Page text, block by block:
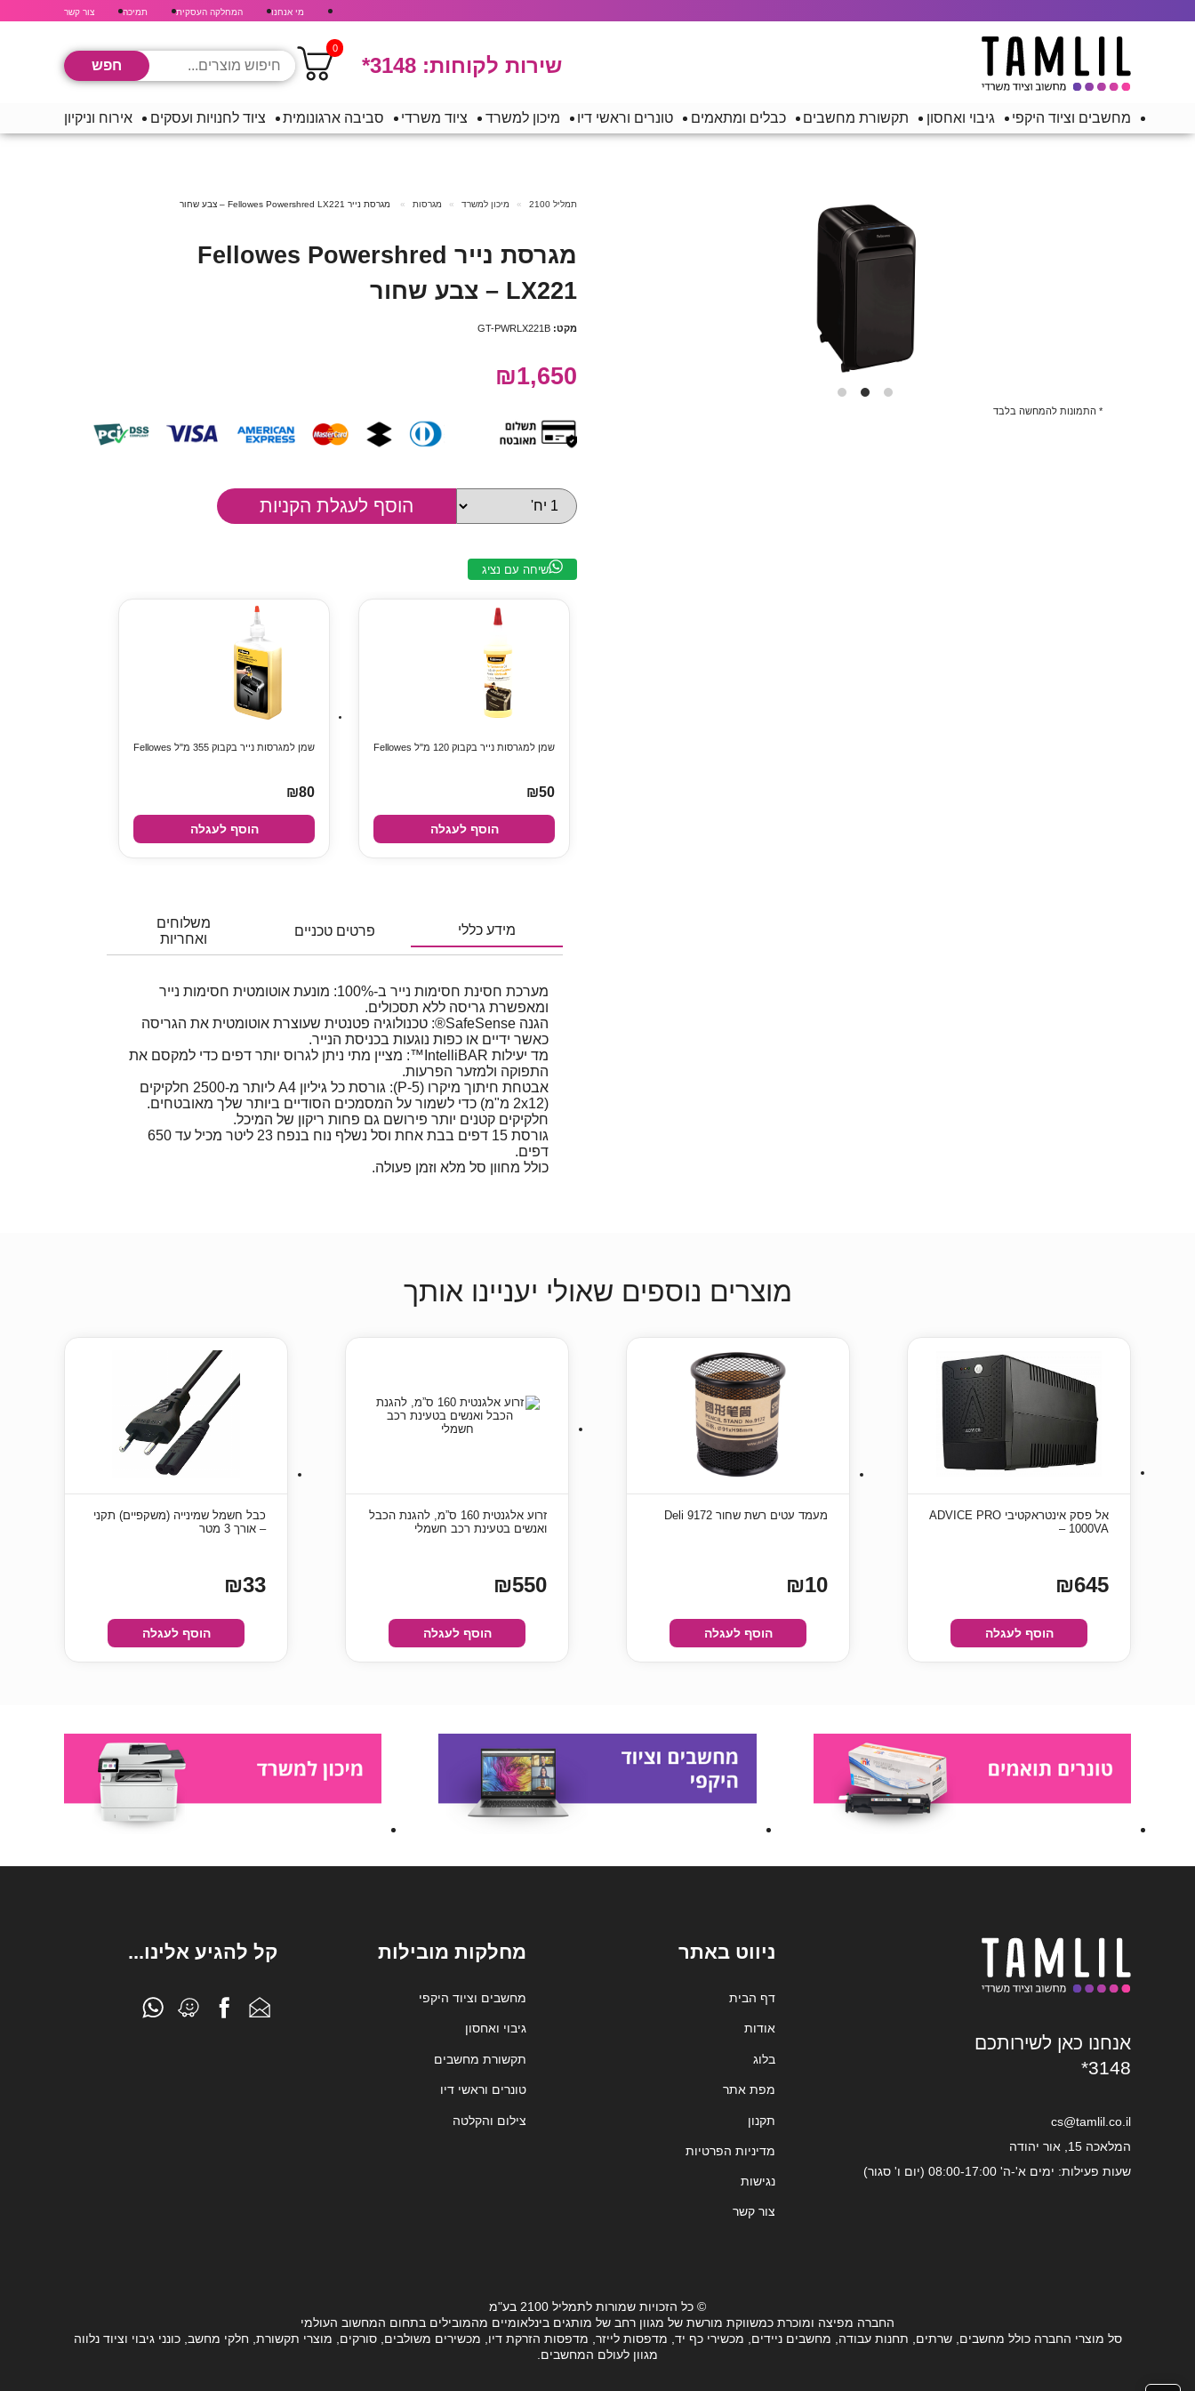
מי אנחנו המחלקה העסקית תמיכה צור קשר
שירות לקוחות: *3148
0
מחשבים וציוד היקפי גיבוי ואחסון תקשורת מחשבים כבלים ומתאמים טונרים וראשי דיו מיכון למשרד ציוד משרדי סביבה ארגונומית ציוד לחנויות ועסקים אירוח וניקיון
* התמונות להמחשה בלבד
תמליל 2100 מיכון למשרד מגרסות מגרסת נייר Fellowes Powershred LX221 – צבע שחור
מגרסת נייר Fellowes Powershred
LX221 – צבע שחור
מקט: GT-PWRLX221B
₪1,650
שיחה עם נציג
שמן למגרסות נייר בקבוק 120 מ"ל Fellowes
₪50
הוסף לעגלה
שמן למגרסות נייר בקבוק 355 מ"ל Fellowes
₪80
הוסף לעגלה
מידע כללי פרטים טכניים
משלוחים
ואחריות
מערכת חסינת חסימות נייר ב-100%: מונעת אוטומטית חסימות נייר
ומאפשרת גריסה ללא תסכולים.
הגנה SafeSense®: טכנולוגיה פטנטית שעוצרת אוטומטית את הגריסה
כאשר ידיים או כפות נוגעות בכניסת הנייר.
מד יעילות IntelliBAR™: מציין מתי ניתן לגרוס יותר דפים כדי למקסם את
התפוקה ולמזער הפרעות.
אבטחת חיתוך מיקרו (P-5): גורסת כל גיליון A4 ליותר מ-2500 חלקיקים
(2x12 מ"מ) כדי לשמור על המסמכים הסודיים ביותר שלך מאובטחים.
חלקיקים קטנים יותר פירושם גם פחות ריקון של המיכל.
גורסת 15 דפים בבת אחת וסל נשלף נוח בנפח 23 ליטר מכיל עד 650
דפים.
כולל מחוון סל מלא וזמן פעולה.
מוצרים נוספים שאולי יעניינו אותך
אל פסק אינטראקטיבי ADVICE PRO
– 1000VA
₪645
הוסף לעגלה
מעמד עטים רשת שחור Deli 9172
₪10
הוסף לעגלה
זרוע אלגנטית 160 ס”מ, להגנת הכבל
ואנשים בטעינת רכב חשמלי
₪550
הוסף לעגלה
כבל חשמל שמינייה (משקפיים) תקני
– אורך 3 מטר
₪33
הוסף לעגלה
אנחנו כאן לשירותכם
*3148
cs@tamlil.co.il
המלאכה 15, אור יהודה
שעות פעילות: ימים א'-ה' 08:00-17:00 (יום ו' סגור)
ניווט באתר
דף הבית
אודות
בלוג
מפת אתר
תקנון
מדיניות הפרטיות
נגישות
צור קשר
מחלקות מובילות
מחשבים וציוד היקפי
גיבוי ואחסון
תקשורת מחשבים
טונרים וראשי דיו
צילום והקלטה
קל להגיע אלינו...
© כל הזכויות שמורות לתמליל 2100 בע"מ
החברה מפיצה ומוכרת כמשווקת מורשת של מגוון רחב של מותגים בינלאומיים מהמובילים בתחום המחשוב העולמי
סל מוצרי החברה כולל מחשבים, שרתים, תחנות עבודה, מחשבים ניידים, מכשירי כף יד, מדפסות לייזר, מדפסות הזרקת דיו, מכשירים משולבים, סורקים, מוצרי תקשורת, חלקי מחשב, כונני גיבוי וציוד נלווה
מגוון לעולם המחשבים.